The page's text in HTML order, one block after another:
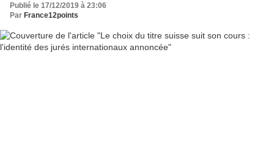
Publié le 17/12/2019 à 23:06
Par France12points